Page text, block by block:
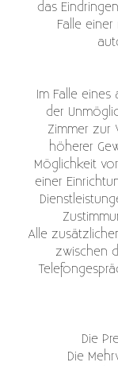
das
Falle
Im Falle eines
der
Zimmer zur
höherer
Möglichkeit
einer
Alle
zwischen
Die
Die